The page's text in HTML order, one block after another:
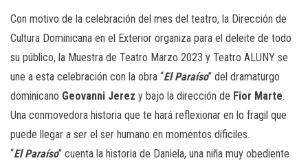
Con motivo de la celebración del mes del teatro, la Dirección de
Cultura Dominicana en el Exterior organiza para el deleite de todo
su público, la Muestra de Teatro Marzo 2023 y Teatro ALUNY se
une a esta celebración con la obra “El Paraíso” del dramaturgo
dominicano Geovanni Jerez y bajo la dirección de Fior Marte.
Una conmovedora historia que te hará reflexionar en lo fragil que
puede llegar a ser el ser humano en momentos dificiles.
“El Paraíso” cuenta la historia de Daniela, una niña muy obediente